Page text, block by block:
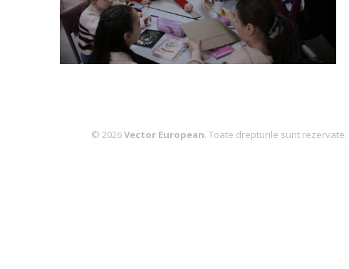
© 2026Vector European. Toate drepturile sunt rezervate.